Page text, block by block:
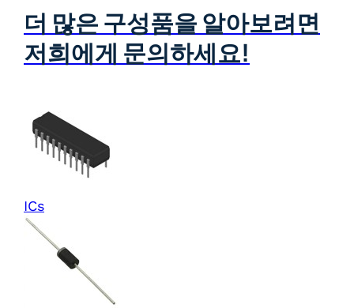
더 많은 구성품을 알아보려면
저희에게 문의하세요!
ICs